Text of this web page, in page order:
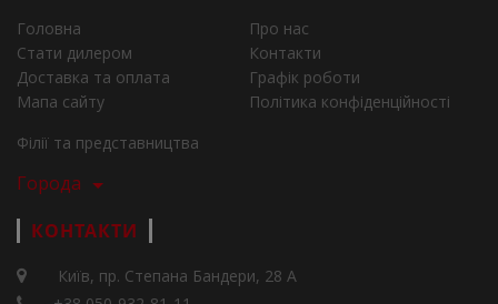
Головна
Про нас
Стати дилером
Контакти
Доставка та оплата
Графік роботи
Мапа сайту
Політика конфіденційності
Філії та представництва
Города
КОНТАКТИ
Київ, пр. Степана Бандери, 28 А